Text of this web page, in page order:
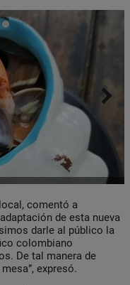
comentó a
de esta nueva
darle al público la
colombiano
De tal manera de
expresó.